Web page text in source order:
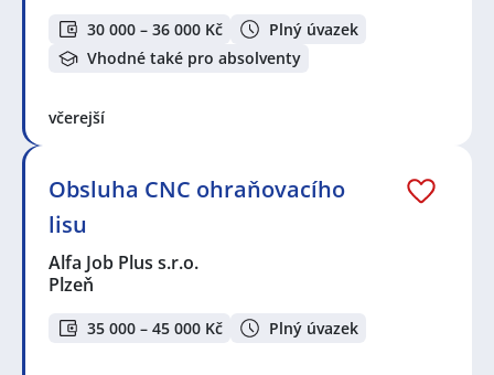
30 000 – 36 000 Kč
Plný úvazek
Vhodné také pro absolventy
včerejší
Obsluha CNC ohraňovacího
lisu
Alfa Job Plus s.r.o.
Plzeň
35 000 – 45 000 Kč Plný úvazek